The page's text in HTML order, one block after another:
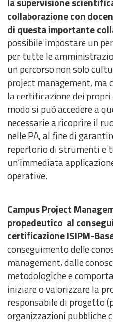
collaborazione con
di questa importante
possibile impostare un
per tutte le
un percorso non solo
project management, ma
la certificazione dei
modo si può accedere a
necessarie a ricoprire il
nelle PA, al fine di
repertorio di strumenti e
un’immediata
operative.
Campus Project
propedeutico al
certificazioneISIPM-
conseguimento delle
management, dalle
metodologiche e
iniziare o valorizzare la
responsabile di progetto
organizzazioni pubbliche